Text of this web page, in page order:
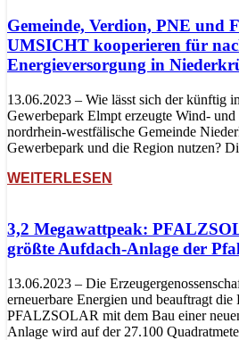
Gemeinde, Verdion, PNE und
UMSICHT kooperieren für
Energieversorgung in
13.06.2023 – Wie lässt sich der künftig
Gewerbepark Elmpt erzeugte Wind-
nordrhein-westfälische Gemeinde
Gewerbepark und die Region nutzen?
WEITERLESEN
3,2 Megawattpeak:
größte Aufdach-Anlage der
13.06.2023 – Die
erneuerbare Energien und beauftragt
PFALZSOLAR mit dem Bau einer
Anlage wird auf der 27.100